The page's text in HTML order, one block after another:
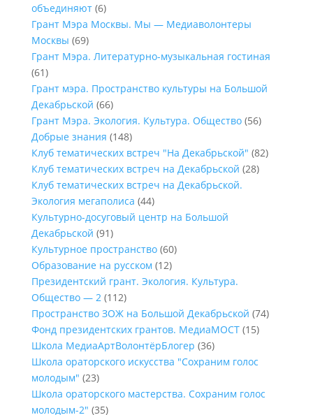
объединяют(6)
Грант Мэра Москвы. Мы — Медиаволонтеры
Москвы (69)
Грант Мэра. Литературно-музыкальная гостиная
(61)
Грант мэра. Пространство культуры на Большой
Декабрьской (66)
Грант Мэра. Экология. Культура. Общество(56)
Добрые знания (148)
Клуб тематических встреч "На Декабрьской" (82)
Клуб тематических встреч на Декабрьской (28)
Клуб тематических встреч на Декабрьской.
Экология мегаполиса (44)
Культурно-досуговый центр на Большой
Декабрьской (91)
Культурное пространство(60)
Образование на русском (12)
Президентский грант. Экология. Культура.
Общество — 2(112)
Пространство ЗОЖ на Большой Декабрьской (74)
Фонд президентских грантов. МедиаМОСТ(15)
Школа МедиаАртВолонтёрБлогер (36)
Школа ораторского искусства "Сохраним голос
молодым" (23)
Школа ораторского мастерства. Сохраним голос
молодым-2" (35)